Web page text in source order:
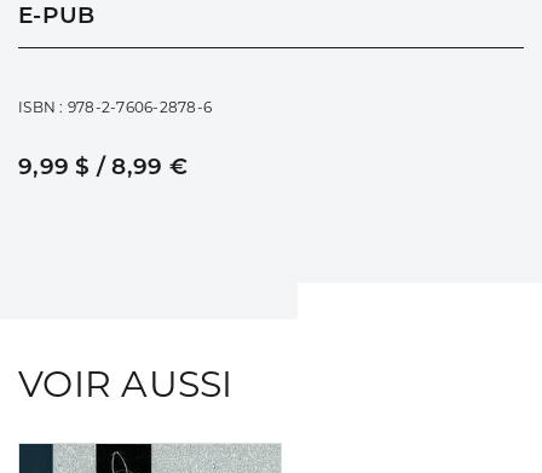
E-PUB
ISBN : 978-2-7606-2878-6
9,99 $ / 8,99 €
VOIR AUSSI